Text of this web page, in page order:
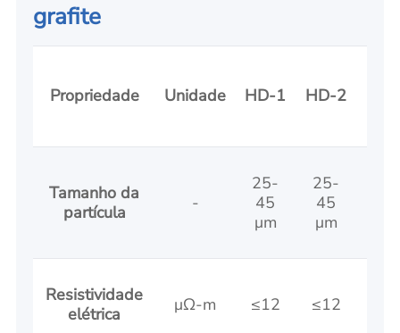
grafite
Propriedade Unidade HD-1 HD-2
Tamanho da
partícula
-
25-
45
μm
25-
45
μm
Resistividade
elétrica
μΩ-m ≤12 ≤12